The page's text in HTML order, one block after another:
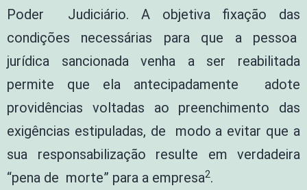
Poder Judiciário. A objetiva fixação das
condições necessárias para que a pessoa
jurídica sancionada venha a ser reabilitada
permite que ela antecipadamente adote
providências voltadas ao preenchimento das
exigências estipuladas, de modo a evitar que a
sua responsabilização resulte em verdadeira
“pena de morte” para a empresa2.